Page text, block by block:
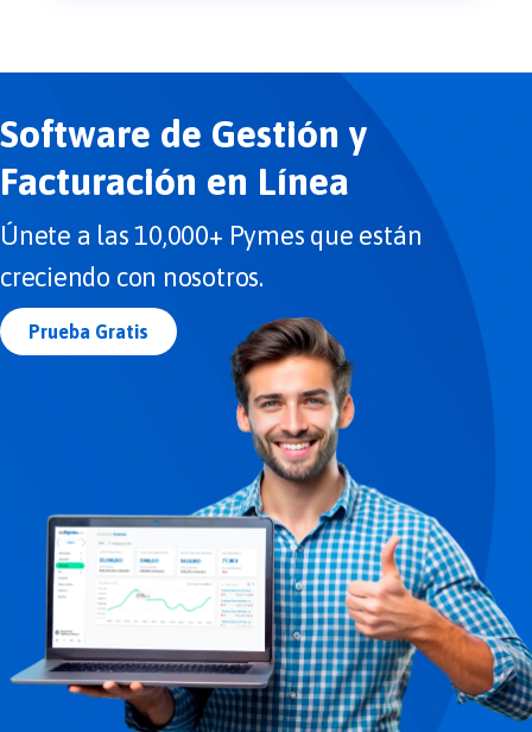
Software de Gestión y
Facturación en Línea
Únete a las 10,000+ Pymes que están
creciendo con nosotros.
Prueba Gratis